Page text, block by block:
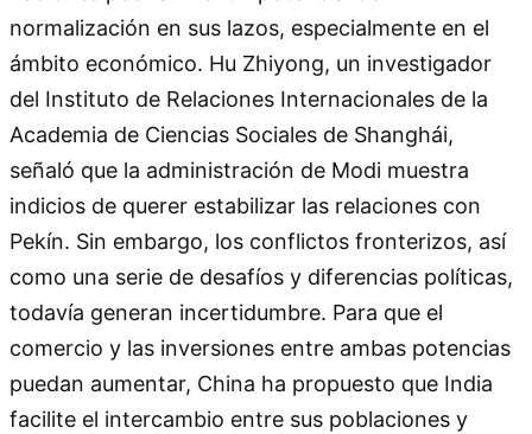
normalización en sus lazos, especialmente en el
ámbito económico. Hu Zhiyong, un investigador
del Instituto de Relaciones Internacionales de la
Academia de Ciencias Sociales de Shanghái,
señaló que la administración de Modi muestra
indicios de querer estabilizar las relaciones con
Pekín. Sin embargo, los conflictos fronterizos, así
como una serie de desafíos y diferencias políticas,
todavía generan incertidumbre. Para que el
comercio y las inversiones entre ambas potencias
puedan aumentar, China ha propuesto que India
facilite el intercambio entre sus poblaciones y